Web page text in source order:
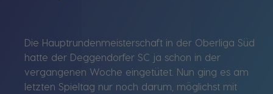
Die Hauptrundenmeisterschaft in der Oberliga Süd
hatte der Deggendorfer SC ja schon in der
vergangenen Woche eingetütet. Nun ging es am
letzten Spieltag nur noch darum, möglichst mit